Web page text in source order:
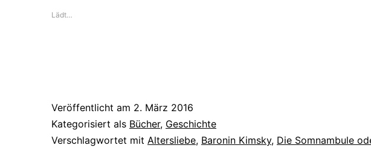
Altersliebe
Lädt…
Veröffentlicht am 2. März 2016
Kategorisiert als Bücher, Geschichte
Verschlagwortet mit Altersliebe, Baronin Kimsky, Die Somnambule